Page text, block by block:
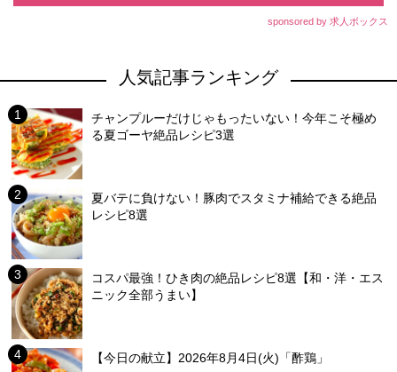
sponsored by 求人ボックス
人気記事ランキング
チャンプルーだけじゃもったいない！今年こそ極め
る夏ゴーヤ絶品レシピ3選
夏バテに負けない！豚肉でスタミナ補給できる絶品
レシピ8選
コスパ最強！ひき肉の絶品レシピ8選【和・洋・エス
ニック全部うまい】
【今日の献立】2026年8月4日(火)「酢鶏」